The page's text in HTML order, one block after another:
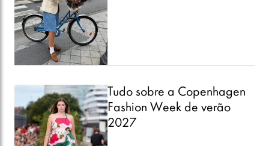
Tudo sobre a Copenhagen
Fashion Week de verão
2027